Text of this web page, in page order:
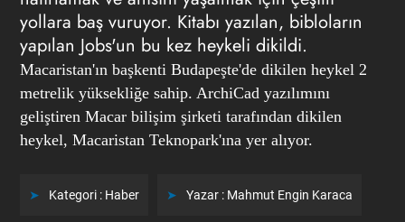
yollara baş vuruyor. Kitabı yazılan, bibloların
yapılan Jobs'un bu kez heykeli dikildi.
Macaristan'ın başkenti Budapeşte'de dikilen heykel 2
metrelik yüksekliğe sahip. ArchiCad yazılımını
geliştiren Macar bilişim şirketi tarafından dikilen
heykel, Macaristan Teknopark'ına yer alıyor.
Kategori : Haber Yazar : Mahmut Engin Karaca